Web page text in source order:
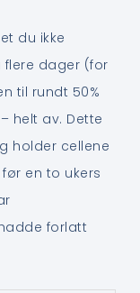
du ikke
flere dager (for
til rundt 50%
helt av. Dette
holder cellene
en to ukers
forlatt